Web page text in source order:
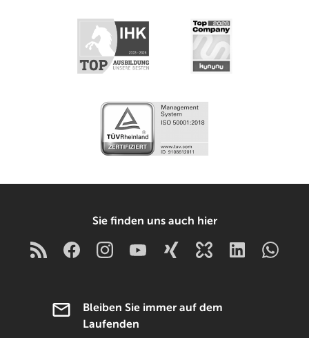
Sie finden uns auch hier
Bleiben Sie immer auf dem
Laufenden